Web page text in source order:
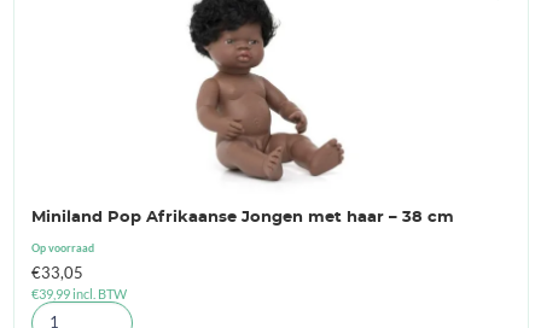
Miniland Pop Afrikaanse Jongen met haar – 38 cm
Op voorraad
€33,05
€39,99incl. BTW